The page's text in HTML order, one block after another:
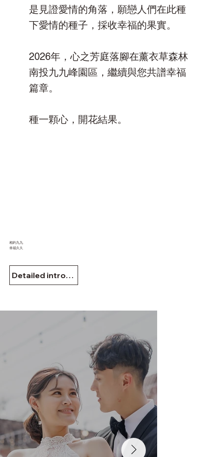
是見證愛情的角落，願戀人們在此種
下愛情的種子，採收幸福的果實。
2026年，心之芳庭落腳在薰衣草森林
南投九九峰園區，繼續與您共譜幸福
篇章。
種一顆心，開花結果。
相約九九
​幸福久久
Detailed introduction